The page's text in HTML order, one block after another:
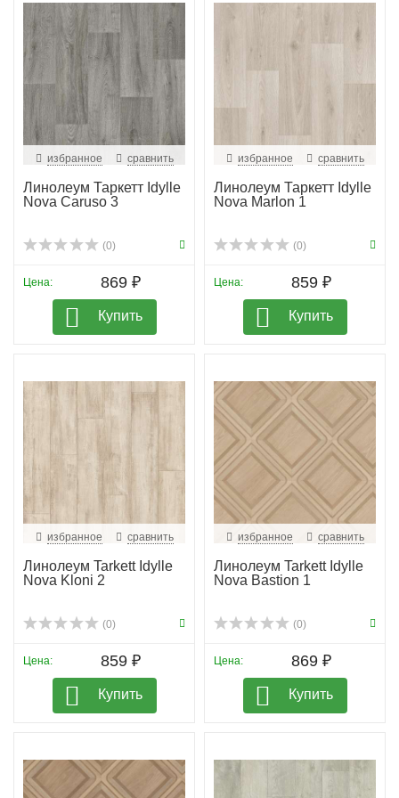
избранное сравнить
Линолеум Таркетт Idylle
Nova Caruso 3
(0)
Цена: 869 ₽
Купить
избранное сравнить
Линолеум Таркетт Idylle
Nova Marlon 1
(0)
Цена: 859 ₽
Купить
избранное сравнить
Линолеум Tarkett Idylle
Nova Kloni 2
(0)
Цена: 859 ₽
Купить
избранное сравнить
Линолеум Tarkett Idylle
Nova Bastion 1
(0)
Цена: 869 ₽
Купить